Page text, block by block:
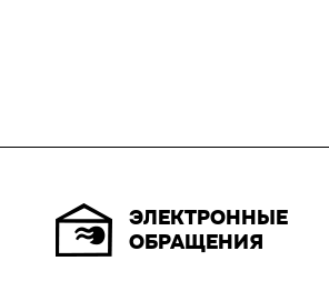
ЭЛЕКТРОННЫЕ
ОБРАЩЕНИЯ